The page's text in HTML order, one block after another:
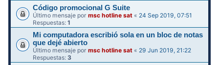
Código promocional G Suite
Último mensaje pormsc hotline sat « 24 Sep 2019, 07:51
Respuestas:1
Mi computadora escribió sola en un bloc de notas
que dejé abierto
Último mensaje pormsc hotline sat « 29 Jun 2019, 21:22
Respuestas: 3